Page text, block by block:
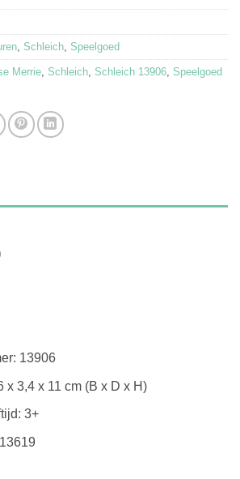
Schleich Speelgoed
Merrie Schleich Schleich 13906 Speelgoed
13906
x 3,4 x 11 cm (B x D x H)
3+